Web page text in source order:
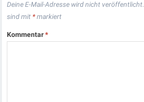
Deine E-Mail-Adresse wird nicht veröffentlicht.
sind mit *markiert
Kommentar*